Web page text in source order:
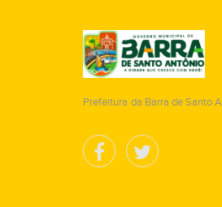
Prefeitura da Barra de Santo